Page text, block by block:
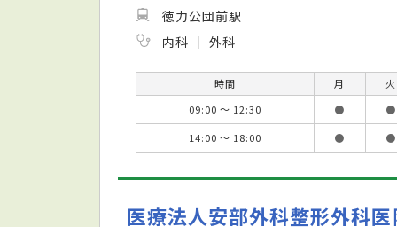
徳力公団前駅
内科
外科
時間 月 火
09:00 ～ 12:30
● ●
14:00 ～ 18:00
● ●
医療法人安部外科整形外科